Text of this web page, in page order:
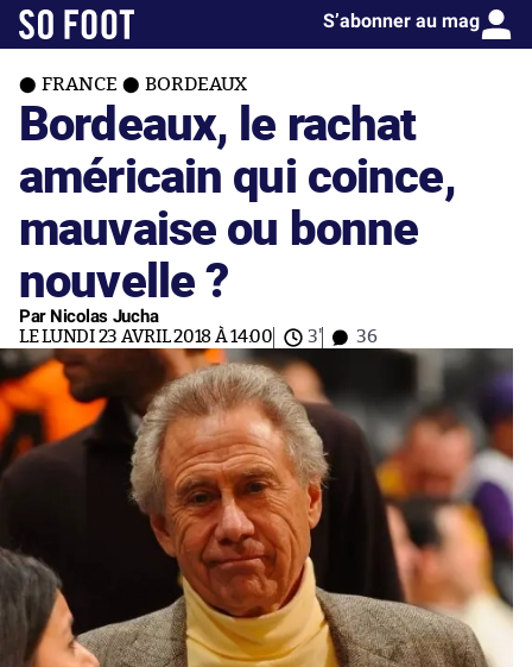
S’abonner au mag
FRANCE BORDEAUX
Bordeaux, le rachat
américain qui coince,
mauvaise ou bonne
nouvelle ?
Par Nicolas Jucha
LE LUNDI 23 AVRIL 2018 À 14:00 3' 36